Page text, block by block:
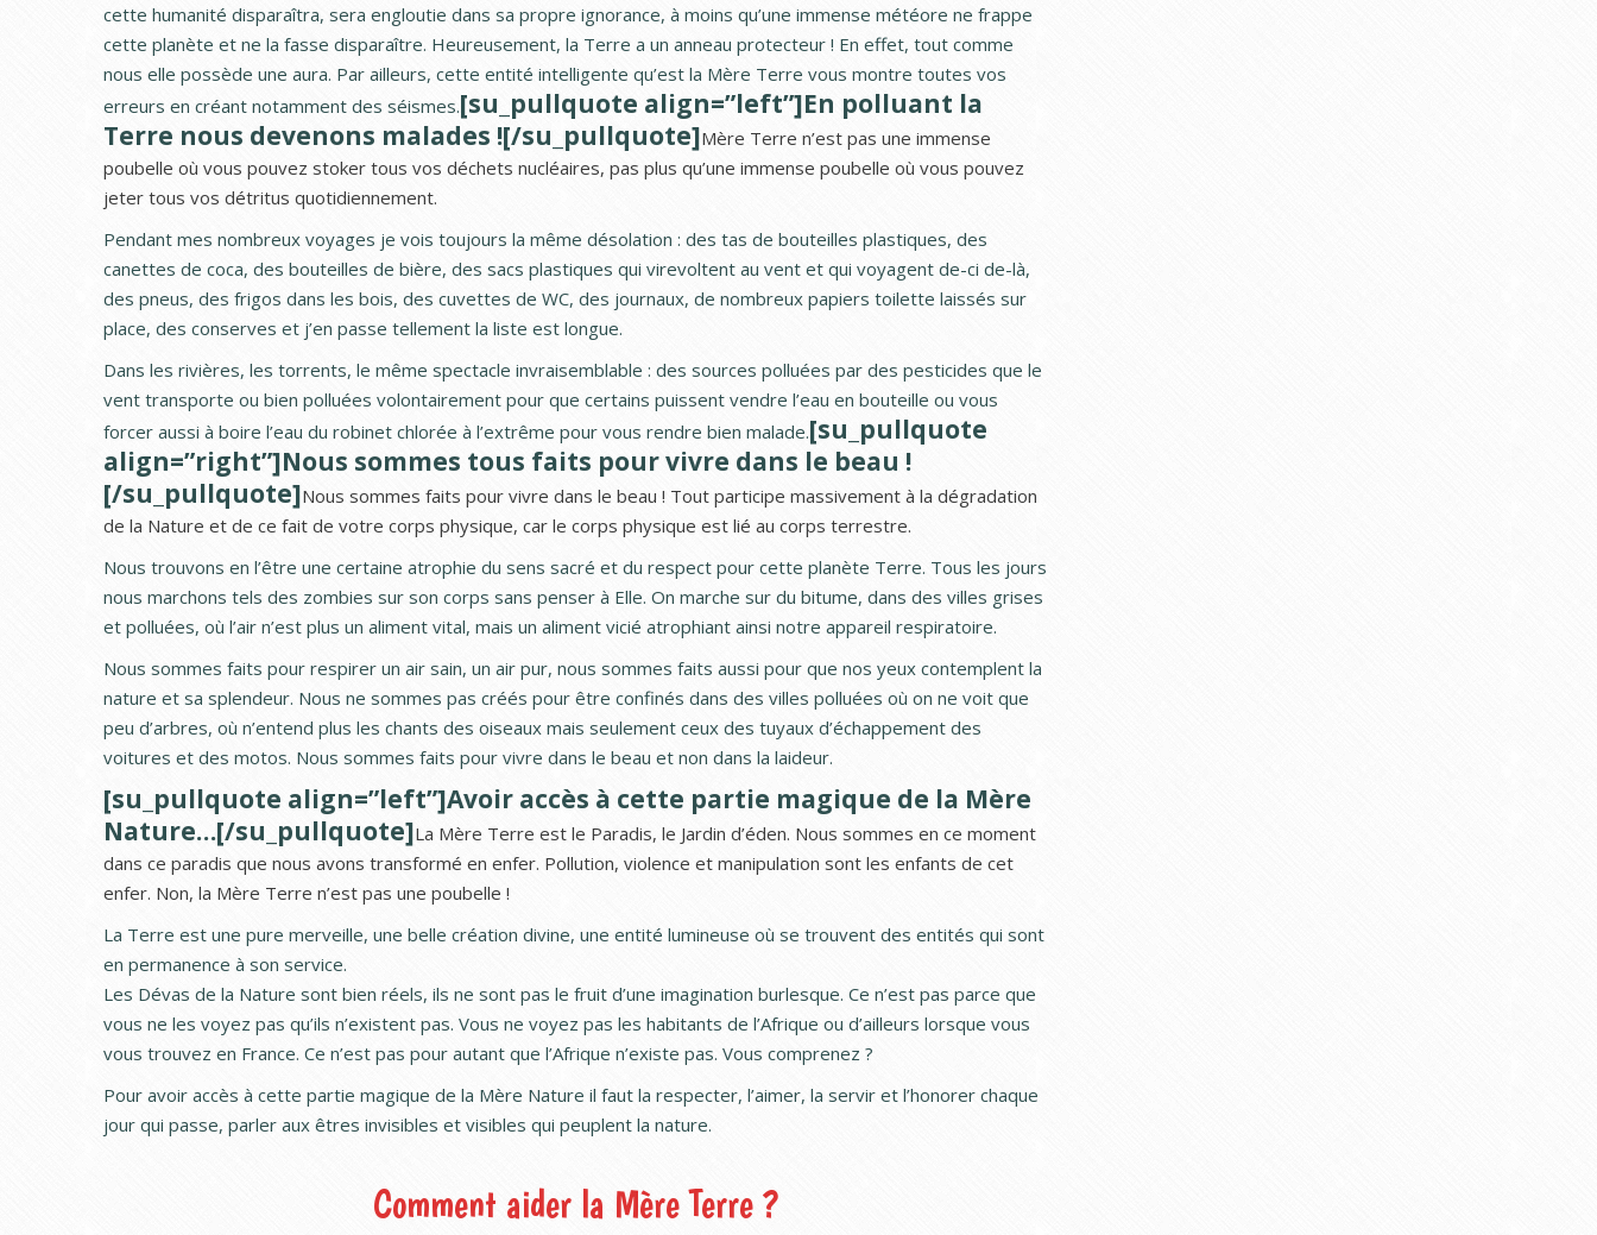
cette humanité disparaîtra, sera engloutie dans sa propre ignorance, à moins qu’une immense météore ne frappe
cette planète et ne la fasse disparaître. Heureusement, la Terre a un anneau protecteur ! En effet, tout comme
nous elle possède une aura. Par ailleurs, cette entité intelligente qu’est la Mère Terre vous montre toutes vos
erreurs en créant notamment des séismes.[su_pullquote align=”left”]En polluant la
Terre nous devenons malades ![/su_pullquote]Mère Terre n’est pas une immense
poubelle où vous pouvez stoker tous vos déchets nucléaires, pas plus qu’une immense poubelle où vous pouvez
jeter tous vos détritus quotidiennement.
Pendant mes nombreux voyages je vois toujours la même désolation : des tas de bouteilles plastiques, des
canettes de coca, des bouteilles de bière, des sacs plastiques qui virevoltent au vent et qui voyagent de-ci de-là,
des pneus, des frigos dans les bois, des cuvettes de WC, des journaux, de nombreux papiers toilette laissés sur
place, des conserves et j’en passe tellement la liste est longue.
Dans les rivières, les torrents, le même spectacle invraisemblable : des sources polluées par des pesticides que le
vent transporte ou bien polluées volontairement pour que certains puissent vendre l’eau en bouteille ou vous
forcer aussi à boire l’eau du robinet chlorée à l’extrême pour vous rendre bien malade.[su_pullquote
align=”right”]Nous sommes tous faits pour vivre dans le beau !
[/su_pullquote]Nous sommes faits pour vivre dans le beau ! Tout participe massivement à la dégradation
de la Nature et de ce fait de votre corps physique, car le corps physique est lié au corps terrestre.
Nous trouvons en l’être une certaine atrophie du sens sacré et du respect pour cette planète Terre. Tous les jours
nous marchons tels des zombies sur son corps sans penser à Elle. On marche sur du bitume, dans des villes grises
et polluées, où l’air n’est plus un aliment vital, mais un aliment vicié atrophiant ainsi notre appareil respiratoire.
Nous sommes faits pour respirer un air sain, un air pur, nous sommes faits aussi pour que nos yeux contemplent la
nature et sa splendeur. Nous ne sommes pas créés pour être confinés dans des villes polluées où on ne voit que
peu d’arbres, où n’entend plus les chants des oiseaux mais seulement ceux des tuyaux d’échappement des
voitures et des motos. Nous sommes faits pour vivre dans le beau et non dans la laideur.
[su_pullquote align=”left”]Avoir accès à cette partie magique de la Mère
Nature…[/su_pullquote]La Mère Terre est le Paradis, le Jardin d’éden. Nous sommes en ce moment
dans ce paradis que nous avons transformé en enfer. Pollution, violence et manipulation sont les enfants de cet
enfer. Non, la Mère Terre n’est pas une poubelle !
La Terre est une pure merveille, une belle création divine, une entité lumineuse où se trouvent des entités qui sont
en permanence à son service.
Les Dévas de la Nature sont bien réels, ils ne sont pas le fruit d’une imagination burlesque. Ce n’est pas parce que
vous ne les voyez pas qu’ils n’existent pas. Vous ne voyez pas les habitants de l’Afrique ou d’ailleurs lorsque vous
vous trouvez en France. Ce n’est pas pour autant que l’Afrique n’existe pas. Vous comprenez ?
Pour avoir accès à cette partie magique de la Mère Nature il faut la respecter, l’aimer, la servir et l’honorer chaque
jour qui passe, parler aux êtres invisibles et visibles qui peuplent la nature.
Comment aider la Mère Terre ?